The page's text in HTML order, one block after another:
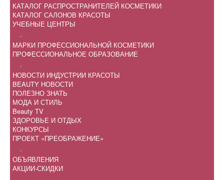
КАТАЛОГ РАСПРОСТРАНИТЕЛЕЙ КОСМЕТИКИ
КАТАЛОГ САЛОНОВ КРАСОТЫ
УЧЕБНЫЕ ЦЕНТРЫ
.
МАРКИ ПРОФЕССИОНАЛЬНОЙ КОСМЕТИКИ
ПРОФЕССИОНАЛЬНОЕ ОБРАЗОВАНИЕ
.
НОВОСТИ ИНДУСТРИИ КРАСОТЫ
BEAUTY НОВОСТИ
ПОЛЕЗНО ЗНАТЬ
МОДА И СТИЛЬ
Beauty TV
ЗДОРОВЬЕ И ОТДЫХ
КОНКУРСЫ
ПРОЕКТ «ПРЕОБРАЖЕНИЕ»
.
ОБЪЯВЛЕНИЯ
АКЦИИ-СКИДКИ